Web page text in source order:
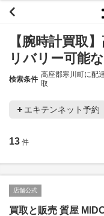
【腕時計買取
リバリー可能
検索条件
高座郡寒川町に配
取
エキテンネット予約
13 件
店舗公式
買取と販売 質屋